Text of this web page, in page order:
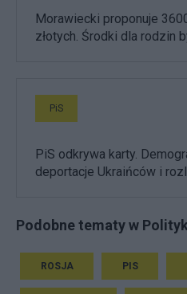
Morawiecki proponuje
złotych. Środki dla rodzin
PiS
PiS odkrywa karty.
deportacje Ukraińców i
Podobne tematy w
ROSJA PIS